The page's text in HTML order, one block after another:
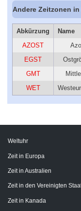
Andere Zeitzonen in
Abkürzung
Name
AZOST
EGST
GMT
WET
Weltuhr
Zeit in Europa
Zeit in Australien
Zeit in den Vereinigten
Zeit in Kanada